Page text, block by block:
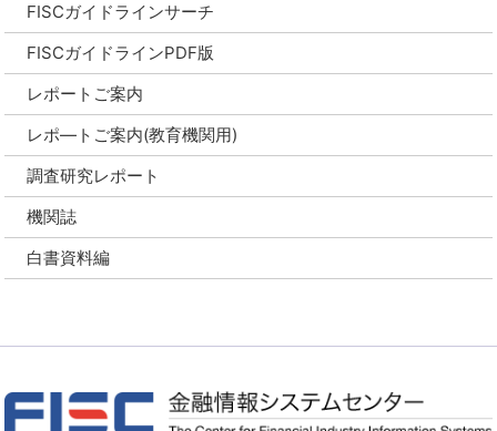
FISCガイドラインサーチ
FISCガイドラインPDF版
レポートご案内
レポ―トご案内(教育機関用)
調査研究レポート
機関誌
白書資料編